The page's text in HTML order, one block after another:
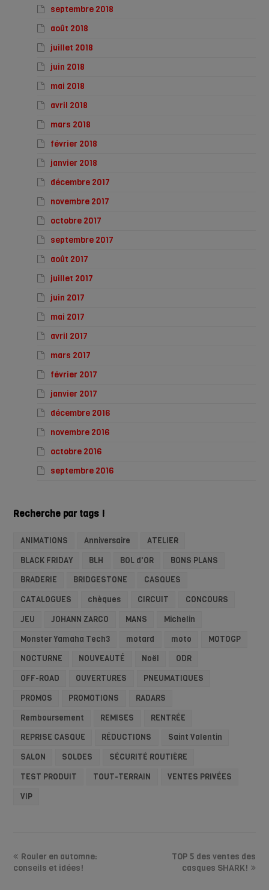
septembre 2018
août 2018
juillet 2018
juin 2018
mai 2018
avril 2018
mars 2018
février 2018
janvier 2018
décembre 2017
novembre 2017
octobre 2017
septembre 2017
août 2017
juillet 2017
juin 2017
mai 2017
avril 2017
mars 2017
février 2017
janvier 2017
décembre 2016
novembre 2016
octobre 2016
septembre 2016
Recherche par tags !
ANIMATIONS Anniversaire
ATELIER
BLACK FRIDAY
BLH BOL d'OR
BONS PLANS
BRADERIE
BRIDGESTONE
CASQUES
CATALOGUES
chèques CIRCUIT
CONCOURS
JEU
JOHANN ZARCO MANS
Michelin
Monster Yamaha Tech3
motard moto
MOTOGP
NOCTURNE
NOUVEAUTÉ Noël
ODR
OFF-ROAD
OUVERTURES
PNEUMATIQUES
PROMOS
PROMOTIONS
RADARS
Remboursement
REMISES
RENTRÉE
REPRISE CASQUE
RÉDUCTIONS
Saint Valentin
SALON
SOLDES
SÉCURITÉ ROUTIÈRE
TEST PRODUIT
TOUT-TERRAIN
VENTES PRIVÉES
VIP
Rouler en automne:
conseils et idées!
TOP 5 des ventes des
casques SHARK!